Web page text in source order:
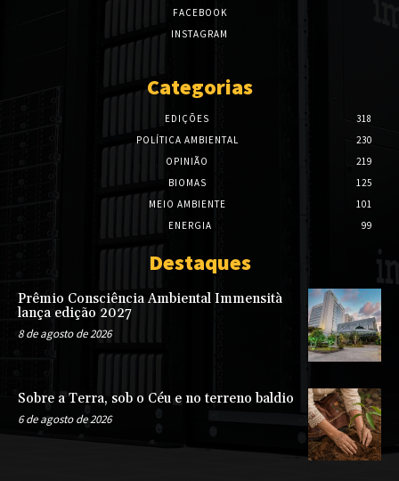
FACEBOOK
INSTAGRAM
Categorias
EDIÇÕES
318
POLÍTICA AMBIENTAL
230
OPINIÃO
219
BIOMAS
125
MEIO AMBIENTE
101
ENERGIA
99
Destaques
Prêmio Consciência Ambiental Immensità
lança edição 2027
8 de agosto de 2026
Sobre a Terra, sob o Céu e no terreno baldio
6 de agosto de 2026